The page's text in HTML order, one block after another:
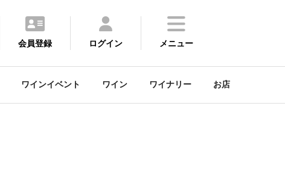
会員登録 ログイン メニュー
ワインイベント ワイン ワイナリー お店